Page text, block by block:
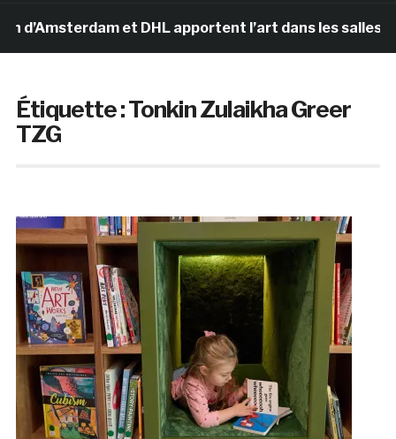
et DHL apportent l’art dans les salles de
Étiquette :Tonkin Zulaikha Greer
TZG